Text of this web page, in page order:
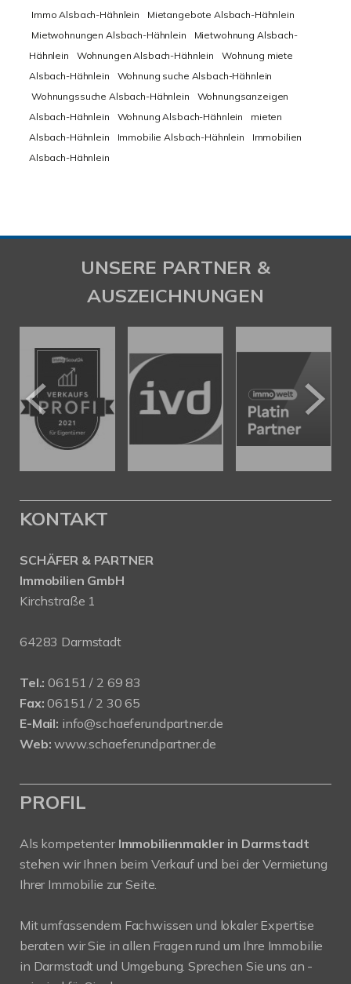
Immo Alsbach-Hähnlein
Mietangebote Alsbach-Hähnlein
Mietwohnungen Alsbach-Hähnlein
Mietwohnung Alsbach-
Hähnlein
Wohnungen Alsbach-Hähnlein
Wohnung miete
Alsbach-Hähnlein
Wohnung suche Alsbach-Hähnlein
Wohnungssuche Alsbach-Hähnlein
Wohnungsanzeigen
Alsbach-Hähnlein
Wohnung Alsbach-Hähnlein
mieten
Alsbach-Hähnlein
Immobilie Alsbach-Hähnlein
Immobilien
Alsbach-Hähnlein
UNSERE PARTNER &
AUSZEICHNUNGEN
KONTAKT
SCHÄFER & PARTNER
Immobilien GmbH
Kirchstraße 1
64283 Darmstadt
Tel.: 06151 / 2 69 83
Fax: 06151 / 2 30 65
E-Mail: info@schaeferundpartner.de
Web: www.schaeferundpartner.de
PROFIL
Als kompetenter Immobilienmakler in Darmstadt
stehen wir Ihnen beim Verkauf und bei der Vermietung
Ihrer Immobilie zur Seite.
Mit umfassendem Fachwissen und lokaler Expertise
beraten wir Sie in allen Fragen rund um Ihre Immobilie
in Darmstadt und Umgebung. Sprechen Sie uns an -